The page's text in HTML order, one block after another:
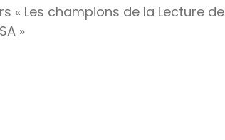
« Les champions de la Lecture de
»